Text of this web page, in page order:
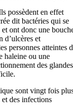
possèdent en effet
dit bactéries qui se
ont donc une
d’ulcères et
personnes atteintes
haleine ou une
des glandes
sont vingt fois
et des infections